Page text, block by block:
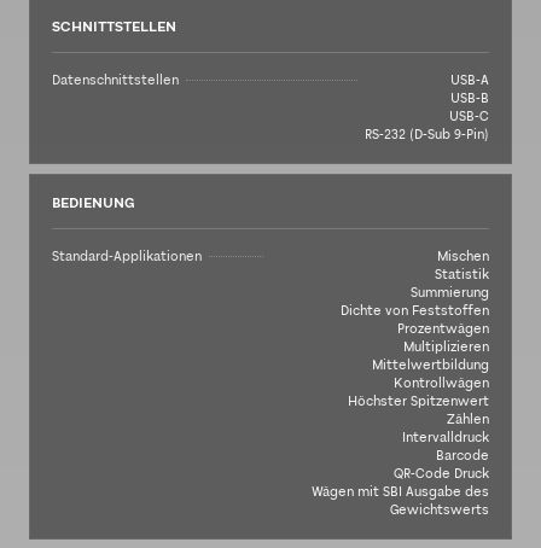
SCHNITTSTELLEN
Datenschnittstellen
USB-A
USB-B
USB-C
RS-232 (D-Sub 9-Pin)
BEDIENUNG
Standard-Applikationen
Mischen
Statistik
Summierung
Dichte von Feststoffen
Prozentwägen
Multiplizieren
Mittelwertbildung
Kontrollwägen
Höchster Spitzenwert
Zählen
Intervalldruck
Barcode
QR-Code Druck
Wägen mit SBI Ausgabe des
Gewichtswerts